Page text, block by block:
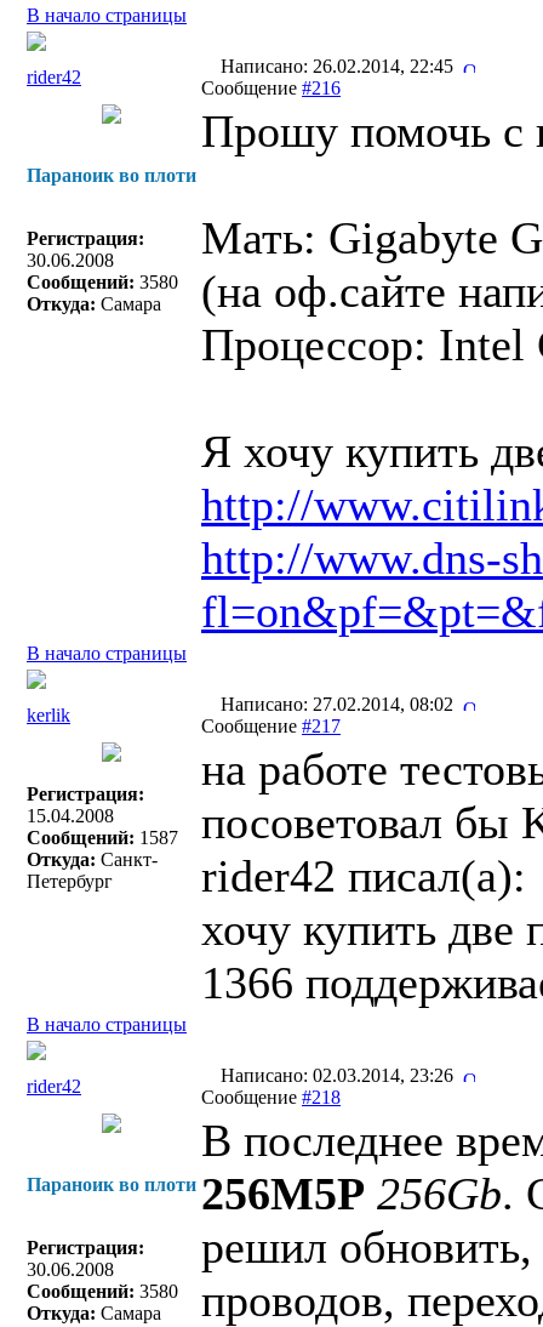
В начало страницы
rider42
Написано: 26.02.2014, 22:45
Сообщение #216
Параноик во плоти
Регистрация:
30.06.2008
Сообщений: 3580
Откуда: Самара
Прошу помочь с
Мать: Gigabyte
(на оф.сайте
Процессор: Intel
Я хочу купить
http://
http://www.dns-
В начало страницы
kerlik
Написано: 27.02.2014, 08:02
Сообщение #217
Регистрация:
15.04.2008
Сообщений: 1587
Откуда: Санкт-
Петербург
на работе
посоветовал бы
rider42 писал(a):
хочу купить две
1366
В начало страницы
rider42
Написано: 02.03.2014, 23:26
Сообщение #218
Параноик во плоти
Регистрация:
30.06.2008
Сообщений: 3580
Откуда: Самара
В последнее
256M5P 256Gb.
решил обновить,
проводов,